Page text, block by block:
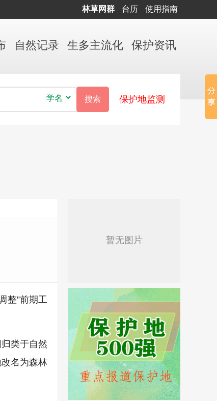
林草网群 台历 使用指南
自然记录 生多主流化 保护资讯
保护地监测
整”前期工
类于自然
名为森林